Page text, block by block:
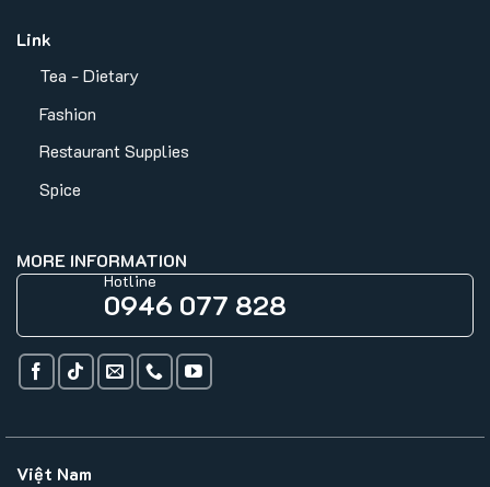
Link
Tea - Dietary
Fashion
Restaurant Supplies
Spice
MORE INFORMATION
Hotline
0946 077 828
Việt Nam